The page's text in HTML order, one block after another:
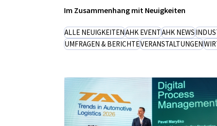
Im Zusammenhang mit Neuigkeiten
ALLE NEUIGKEITENAHK EVENTAHK NEWS
UMFRAGEN & BERICHTEVERANSTALTUNGEN